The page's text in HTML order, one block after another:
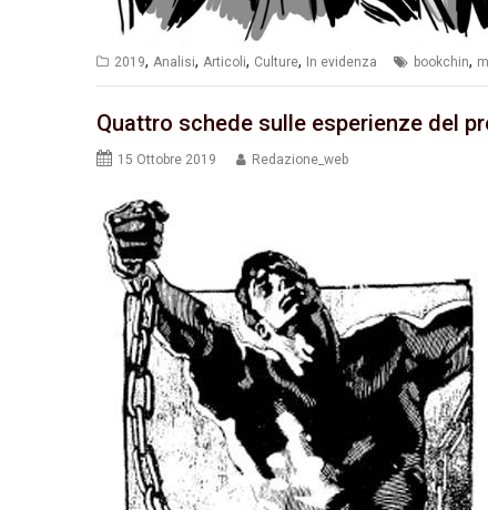
2019, Analisi, Articoli, Culture, In evidenza bookchin,
Quattro schede sulle esperienze del
15 Ottobre 2019 Redazione_web